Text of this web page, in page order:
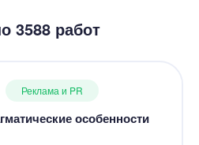
3588 работ
Реклама и PR
особенности